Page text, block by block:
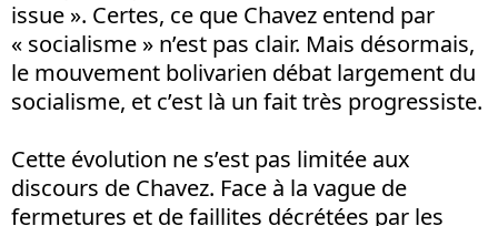
issue ». Certes, ce que Chavez entend par
« socialisme » n’est pas clair. Mais désormais,
le mouvement bolivarien débat largement du
socialisme, et c’est là un fait très progressiste.
Cette évolution ne s’est pas limitée aux
discours de Chavez. Face à la vague de
fermetures et de faillites décrétées par les